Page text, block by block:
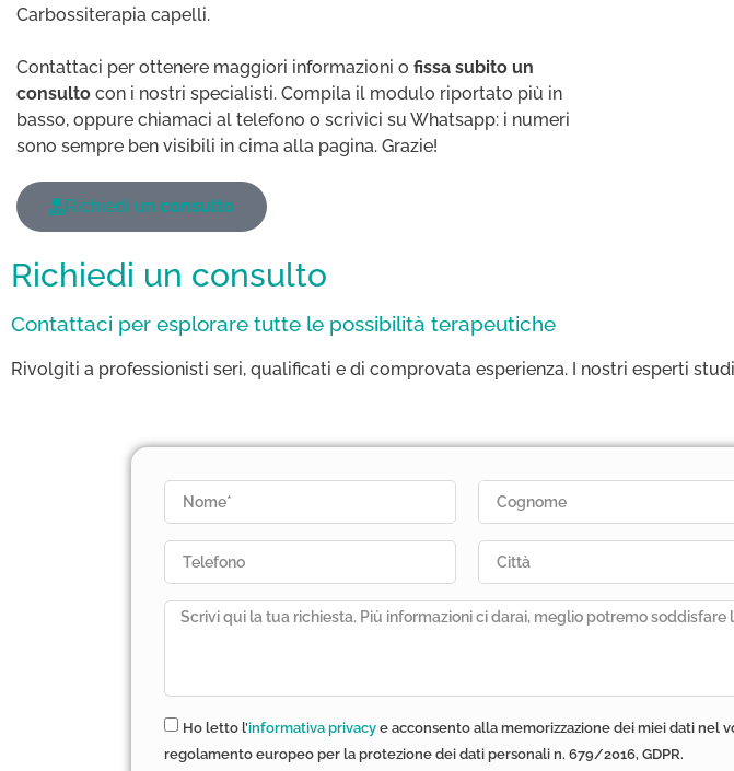
Carbossiterapia capelli.
Contattaci per ottenere maggiori informazioni o fissa subito un
consulto con i nostri specialisti. Compila il modulo riportato più in
basso, oppure chiamaci al telefono o scrivici su Whatsapp: i numeri
sono sempre ben visibili in cima alla pagina. Grazie!
Richiedi un consulto
Richiedi un consulto
Contattaci per esplorare tutte le possibilità terapeutiche
Rivolgiti a professionisti seri, qualificati e di comprovata esperienza. I nostri esperti
Ho letto l’informativa privacy e acconsento alla memorizzazione dei miei dati nel
regolamento europeo per la protezione dei dati personali n. 679/2016, GDPR.